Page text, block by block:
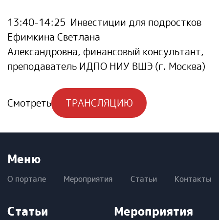
13:40-14:25 Инвестиции для подростков
Ефимкина Светлана
Александровна, финансовый консультант,
преподаватель ИДПО НИУ ВШЭ (г. Москва)
Смотреть ТРАНСЛЯЦИЮ
Меню
О портале Мероприятия Статьи Контакты
Статьи Мероприятия